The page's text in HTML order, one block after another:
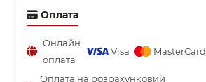
Оплата
Онлайн
оплата
Visa MasterCard
Оплата на розрахунковий